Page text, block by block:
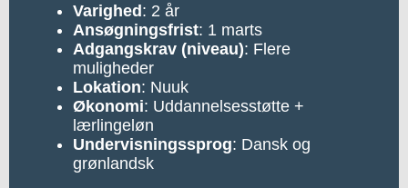
Varighed: 2 år
Ansøgningsfrist: 1 marts
Adgangskrav (niveau): Flere
muligheder
Lokation: Nuuk
Økonomi: Uddannelsesstøtte +
lærlingeløn
Undervisningssprog: Dansk og
grønlandsk